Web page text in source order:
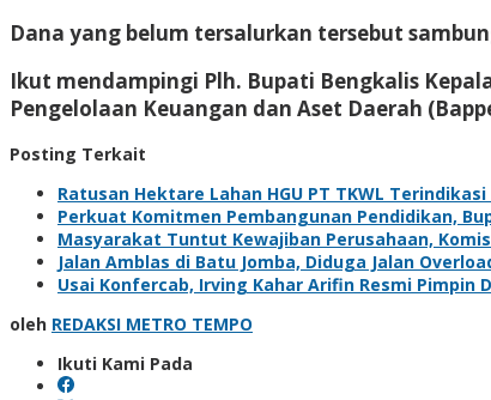
Dana yang belum tersalurkan tersebut
Ikut mendampingi Plh. Bupati Bengkalis
Pengelolaan Keuangan dan Aset Daerah
Posting Terkait
Ratusan Hektare Lahan HGU PT TKWL
Perkuat Komitmen Pembangunan Pendidikan,
Masyarakat Tuntut Kewajiban Perusahaan,
Jalan Amblas di Batu Jomba, Diduga Jalan
Usai Konfercab, Irving Kahar Arifin Resmi Pimpin
oleh REDAKSI METRO TEMPO
Ikuti Kami Pada